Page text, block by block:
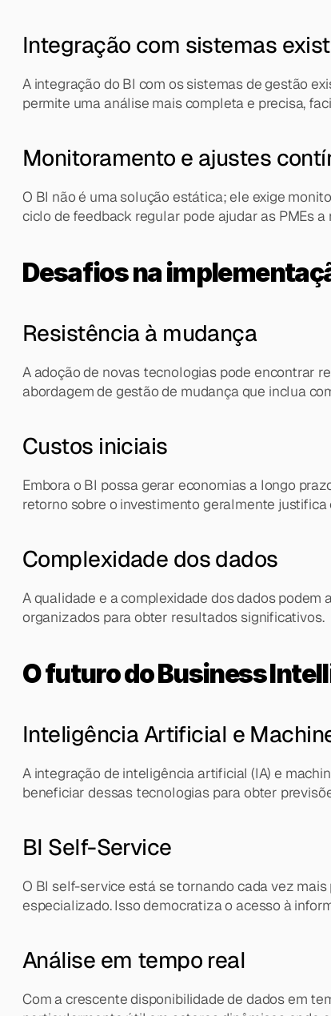
Integração com sistemas
A integração do BI com os sistemas de gestão
permite uma análise mais completa e precisa,
Monitoramento e ajustes
O BI não é uma solução estática; ele exige
ciclo de feedback regular pode ajudar as PMEs
Desafios na
Resistência à mudança
A adoção de novas tecnologias pode encontrar
abordagem de gestão de mudança que inclua
Custos iniciais
Embora o BI possa gerar economias a longo
retorno sobre o investimento geralmente justifica
Complexidade dos dados
A qualidade e a complexidade dos dados podem
organizados para obter resultados significativos.
O futuro do Business
Inteligência Artificial e
A integração de inteligência artificial (IA) e
beneficiar dessas tecnologias para obter
BI Self-Service
O BI self-service está se tornando cada vez
especializado. Isso democratiza o acesso à
Análise em tempo real
Com a crescente disponibilidade de dados em